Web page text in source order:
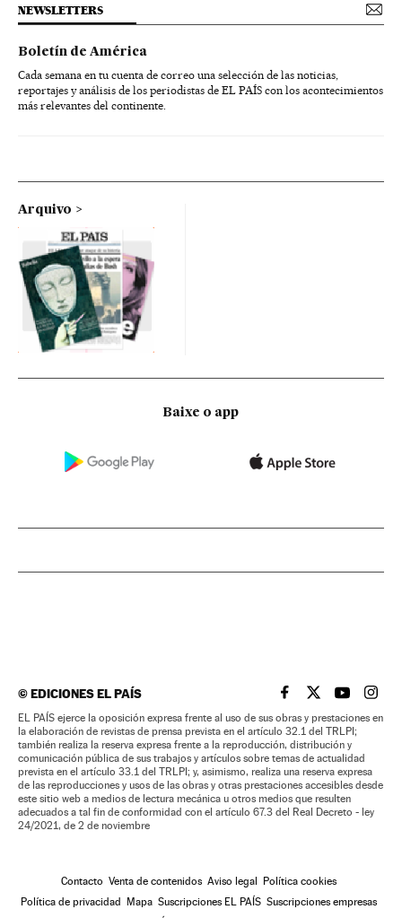
NEWSLETTERS
Boletín de América
Cada semana en tu cuenta de correo una selección de las noticias,
reportajes y análisis de los periodistas de EL PAÍS con los acontecimientos
más relevantes del continente.
Arquivo
Baixe o app
©EDICIONES EL PAÍS EL PAÍS BRASIL EN
EL PAÍSEL PAÍS
EL
EL PAÍS ejerce la oposición expresa frente al uso de sus obras y prestaciones en
la elaboración de revistas de prensa prevista en el artículo 32.1 del TRLPI;
también realiza la reserva expresa frente a la reproducción, distribución y
comunicación pública de sus trabajos y artículos sobre temas de actualidad
prevista en el artículo 33.1 del TRLPI; y, asimismo, realiza una reserva expresa
de las reproducciones y usos de las obras y otras prestaciones accesibles desde
este sitio web a medios de lectura mecánica u otros medios que resulten
adecuados a tal fin de conformidad con el artículo 67.3 del Real Decreto - ley
24/2021, de 2 de noviembre
Contacto Venta de contenidos Aviso legal
Política cookies
Política de privacidad
Mapa Suscripciones EL PAÍS Suscripciones empresas